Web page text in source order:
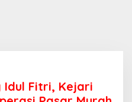
Idul Fitri, Kejari